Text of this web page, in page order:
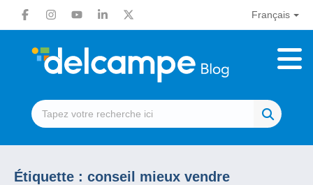
Français
Étiquette : conseil mieux vendre